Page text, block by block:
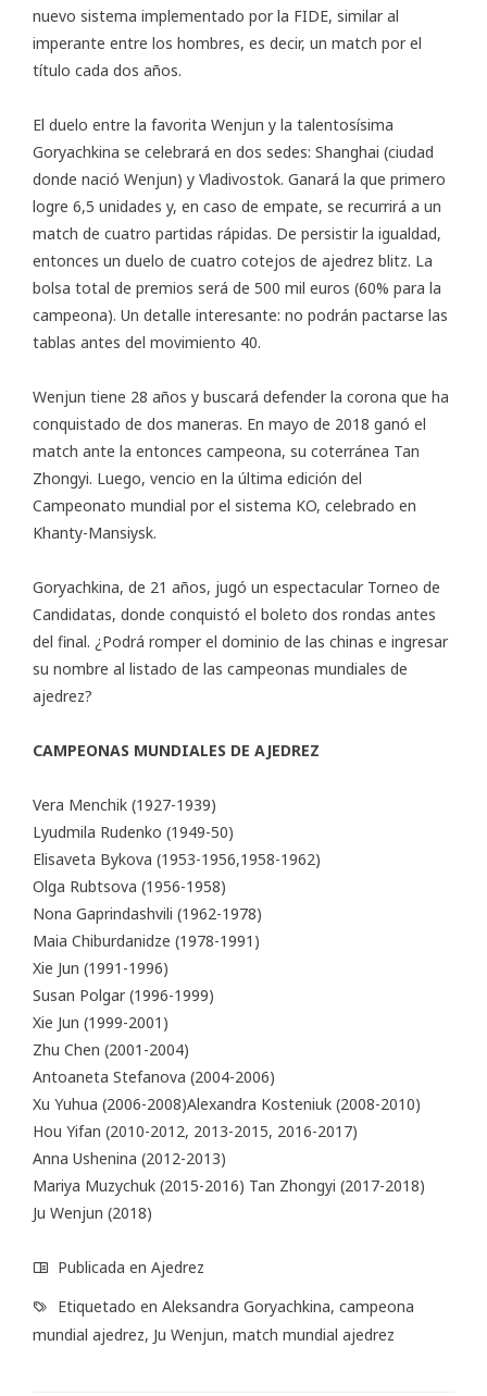
nuevo sistema implementado por la FIDE, similar al
imperante entre los hombres, es decir, un match por el
título cada dos años.
El duelo entre la favorita Wenjun y la talentosísima
Goryachkina se celebrará en dos sedes: Shanghai (ciudad
donde nació Wenjun) y Vladivostok. Ganará la que primero
logre 6,5 unidades y, en caso de empate, se recurrirá a un
match de cuatro partidas rápidas. De persistir la igualdad,
entonces un duelo de cuatro cotejos de ajedrez blitz. La
bolsa total de premios será de 500 mil euros (60% para la
campeona). Un detalle interesante: no podrán pactarse las
tablas antes del movimiento 40.
Wenjun tiene 28 años y buscará defender la corona que ha
conquistado de dos maneras. En mayo de 2018 ganó el
match ante la entonces campeona, su coterránea Tan
Zhongyi. Luego, vencio en la última edición del
Campeonato mundial por el sistema KO, celebrado en
Khanty-Mansiysk.
Goryachkina, de 21 años, jugó un espectacular Torneo de
Candidatas, donde conquistó el boleto dos rondas antes
del final. ¿Podrá romper el dominio de las chinas e ingresar
su nombre al listado de las campeonas mundiales de
ajedrez?
CAMPEONAS MUNDIALES DE AJEDREZ
Vera Menchik (1927-1939)
Lyudmila Rudenko (1949-50)
Elisaveta Bykova (1953-1956,1958-1962)
Olga Rubtsova (1956-1958)
Nona Gaprindashvili (1962-1978)
Maia Chiburdanidze (1978-1991)
Xie Jun (1991-1996)
Susan Polgar (1996-1999)
Xie Jun (1999-2001)
Zhu Chen (2001-2004)
Antoaneta Stefanova (2004-2006)
Xu Yuhua (2006-2008)Alexandra Kosteniuk (2008-2010)
Hou Yifan (2010-2012, 2013-2015, 2016-2017)
Anna Ushenina (2012-2013)
Mariya Muzychuk (2015-2016) Tan Zhongyi (2017-2018)
Ju Wenjun (2018)
Publicada en Ajedrez
Etiquetado en Aleksandra Goryachkina, campeona
mundial ajedrez, Ju Wenjun, match mundial ajedrez